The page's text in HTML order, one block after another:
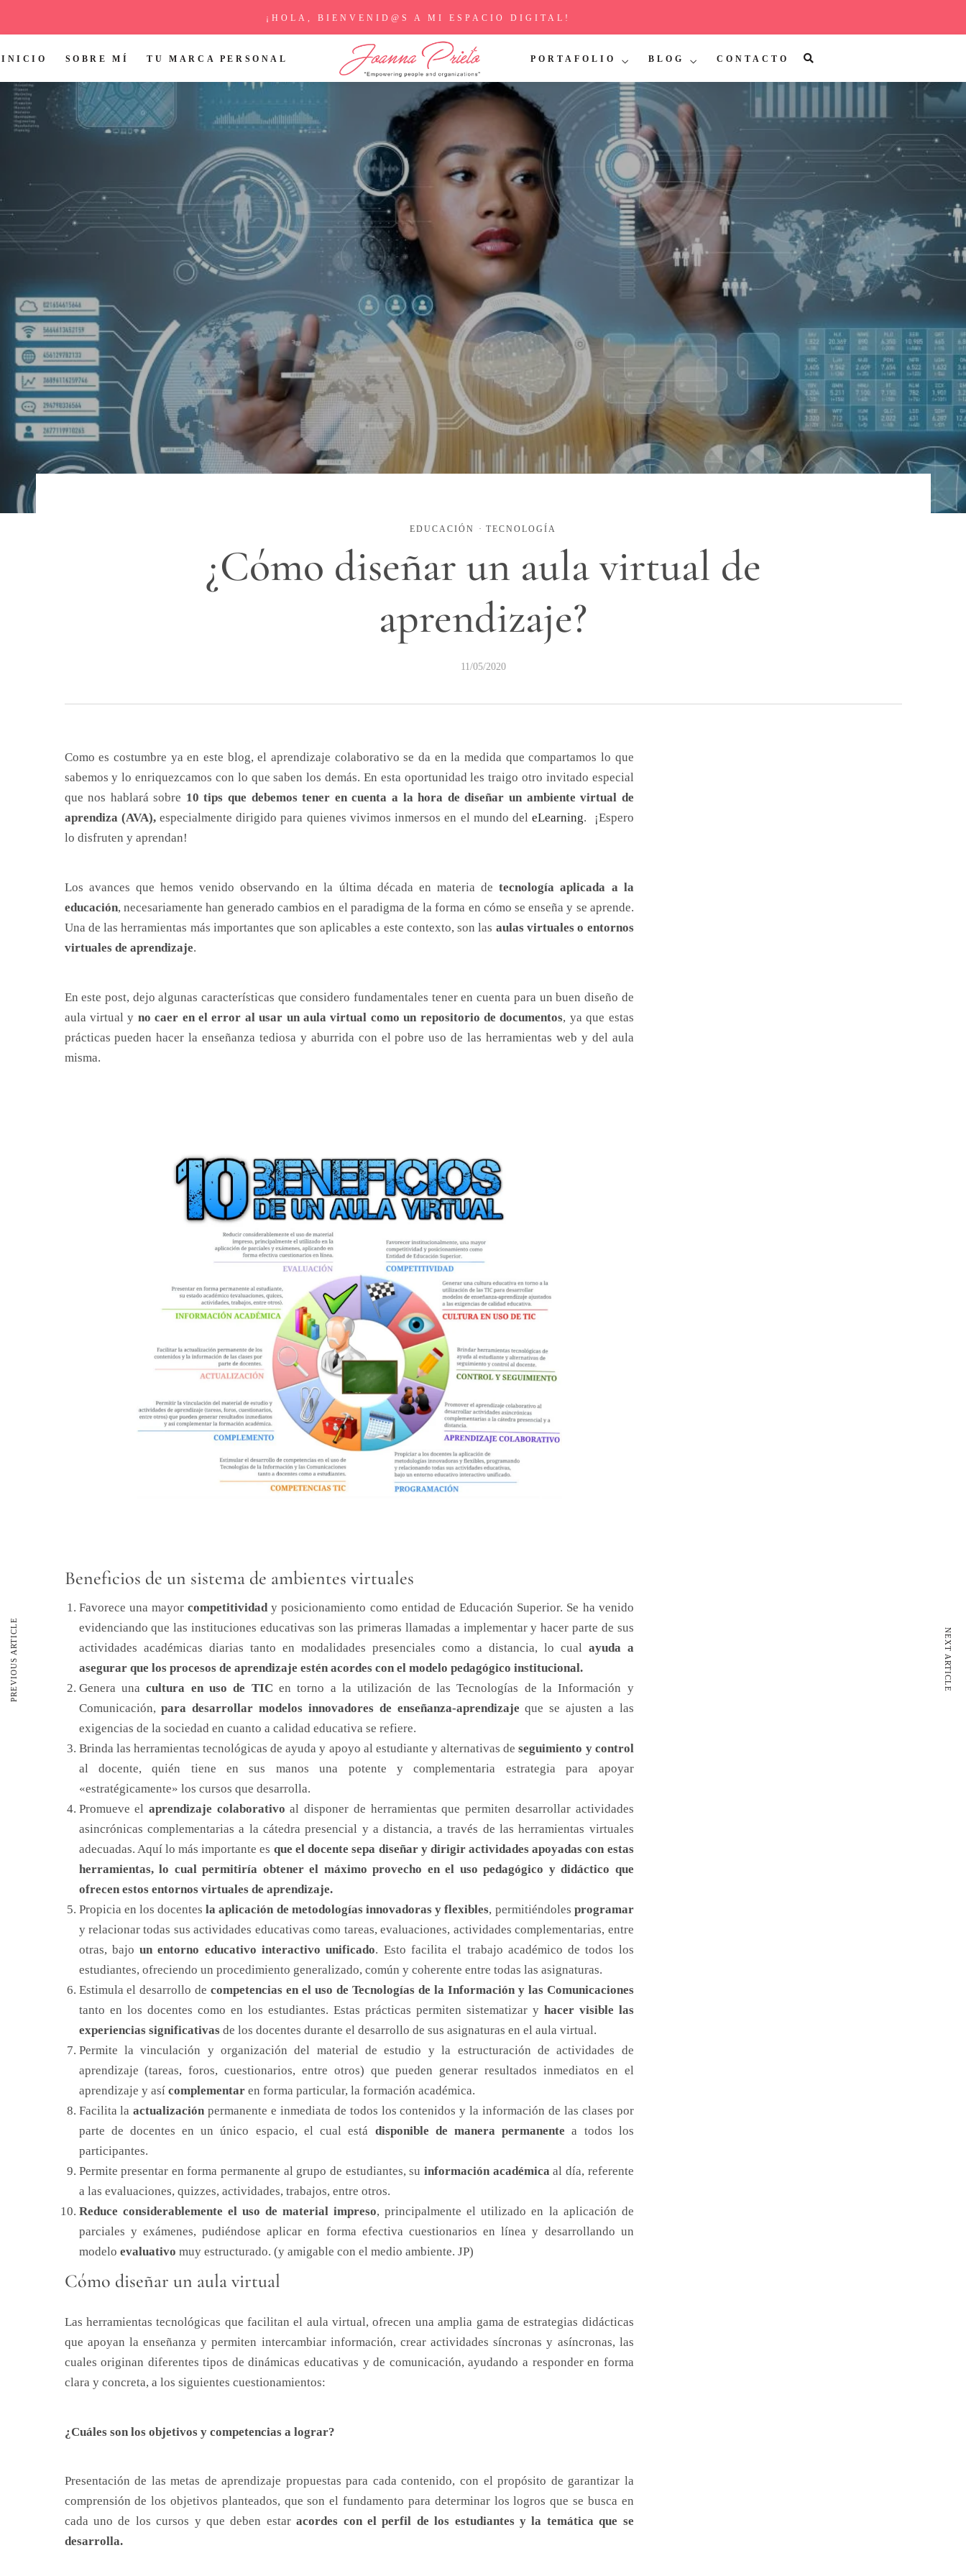
¡HOLA, BIENVENID@S A MI ESPACIO DIGITAL!
INICIO SOBRE MÍ TU MARCA PERSONAL PORTAFOLIO BLOG CONTACTO
EDUCACIÓN · TECNOLOGÍA
¿Cómo diseñar un aula virtual de
aprendizaje?
11/05/2020
Como es costumbre ya en este blog, el aprendizaje colaborativo se da en la medida que compartamos lo que
sabemos y lo enriquezcamos con lo que saben los demás. En esta oportunidad les traigo otro invitado especial
que nos hablará sobre 10 tips que debemos tener en cuenta a la hora de diseñar un ambiente virtual de
aprendiza (AVA), especialmente dirigido para quienes vivimos inmersos en el mundo deleLearning. ¡Espero
lo disfruten y aprendan!
Los avances que hemos venido observando en la última década en materia detecnología aplicada a la
educación, necesariamente han generado cambios en el paradigma de la forma en cómo se enseña y se aprende.
Una de las herramientas más importantes que son aplicables a este contexto, son las aulas virtuales o entornos
virtuales de aprendizaje.
En este post, dejo algunas características que considero fundamentales tener en cuenta para un buen diseño de
aula virtual y no caer en el error al usar un aula virtual como un repositorio de documentos, ya que estas
prácticas pueden hacer la enseñanza tediosa y aburrida con el pobre uso de las herramientas web y del aula
misma.
Beneficios de un sistema de ambientes virtuales
Favorece una mayorcompetitividady posicionamiento como entidad de Educación Superior. Se ha venido
evidenciando que las instituciones educativas son las primeras llamadas a implementar y hacer parte de sus
actividades académicas diarias tanto en modalidades presenciales como a distancia, lo cual ayuda a
asegurar que los procesos de aprendizaje estén acordes con el modelo pedagógico institucional.
Genera unacultura en uso de TIC en torno a la utilización de las Tecnologías de la Información y
Comunicación,para desarrollar modelos innovadores de enseñanza-aprendizaje que se ajusten a las
exigencias de la sociedad en cuanto a calidad educativa se refiere.
Brinda las herramientas tecnológicas de ayuda y apoyo al estudiante y alternativas deseguimiento y control
al docente, quién tiene en sus manos una potente y complementaria estrategia para apoyar
«estratégicamente» los cursos que desarrolla.
Promueve el aprendizaje colaborativo al disponer de herramientas que permiten desarrollar actividades
asincrónicas complementarias a la cátedra presencial y a distancia, a través de las herramientas virtuales
adecuadas. Aquí lo más importante es que el docente sepa diseñar y dirigir actividades apoyadas con estas
herramientas, lo cual permitiría obtener el máximo provecho en el uso pedagógico y didáctico que
ofrecen estos entornos virtuales de aprendizaje.
Propicia en los docentesla aplicación de metodologías innovadoras y flexibles, permitiéndoles programar
y relacionar todas sus actividades educativas como tareas, evaluaciones, actividades complementarias, entre
otras, bajoun entorno educativo interactivo unificado. Esto facilita el trabajo académico de todos los
estudiantes, ofreciendo un procedimiento generalizado, común y coherente entre todas las asignaturas.
Estimula el desarrollo decompetencias en el uso de Tecnologías de la Información y las Comunicaciones
tanto en los docentes como en los estudiantes. Estas prácticas permiten sistematizar y hacer visible las
experiencias significativasde los docentes durante el desarrollo de sus asignaturas en el aula virtual.
Permite la vinculación y organización del material de estudio y la estructuración de actividades de
aprendizaje (tareas, foros, cuestionarios, entre otros) que pueden generar resultados inmediatos en el
aprendizaje y así complementaren forma particular, la formación académica.
Facilita laactualización permanente e inmediata de todos los contenidos y la información de las clases por
parte de docentes en un único espacio, el cual está disponible de manera permanente a todos los
participantes.
Permite presentar en forma permanente al grupo de estudiantes, suinformación académicaal día, referente
a las evaluaciones, quizzes, actividades, trabajos, entre otros.
Reduce considerablemente el uso de material impreso, principalmente el utilizado en la aplicación de
parciales y exámenes, pudiéndose aplicar en forma efectiva cuestionarios en línea y desarrollando un
modelo evaluativo muy estructurado. (y amigable con el medio ambiente. JP)
Cómo diseñar un aula virtual
Las herramientas tecnológicas que facilitan el aula virtual, ofrecen una amplia gama de estrategias didácticas
que apoyan la enseñanza y permiten intercambiar información, crear actividades síncronas y asíncronas, las
cuales originan diferentes tipos de dinámicas educativas y de comunicación, ayudando a responder en forma
clara y concreta, a los siguientes cuestionamientos:
¿Cuáles son los objetivos y competencias a lograr?
Presentación de las metas de aprendizaje propuestas para cada contenido, con el propósito de garantizar la
comprensión de los objetivos planteados, que son el fundamento para determinar los logros que se busca en
cada uno de los cursos y que deben estaracordes con el perfil de los estudiantes y la temática que se
desarrolla.
PREVIOUS ARTICLE NEXT ARTICLE